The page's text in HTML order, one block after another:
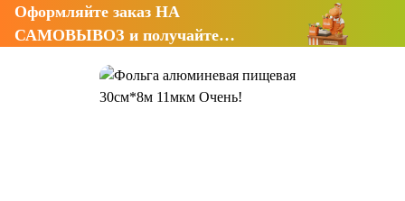
Оформляйте заказ НА
САМОВЫВОЗ и получайте